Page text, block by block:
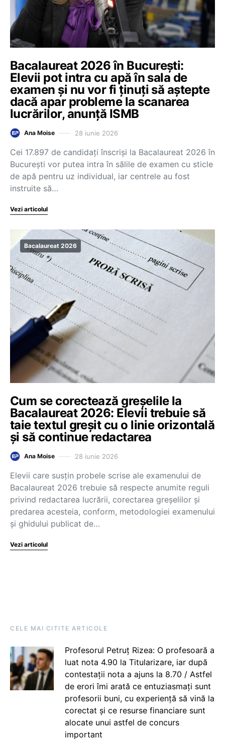
Bacalaureat 2026 în București:
Elevii pot intra cu apă în sala de
examen și nu vor fi ținuți să aștepte
dacă apar probleme la scanarea
lucrărilor, anunță ISMB
Ana Moise 28 iunie 2026
Cei 17.897 de candidați înscriși la Bacalaureat 2026 în
București vor putea intra în sălile de examen cu sticle
de apă pentru uz individual, iar centrele au fost
instruite să…
Vezi articolul
Bacalaureat 2026
Cum se corectează greșelile la
Bacalaureat 2026: Elevii trebuie să
taie textul greșit cu o linie orizontală
și să continue redactarea
Ana Moise 28 iunie 2026
Elevii care susțin probele scrise ale examenului de
Bacalaureat 2026 trebuie să respecte anumite reguli
privind redactarea lucrării, corectarea greșelilor și
predarea acesteia, conform, metodologiei examenului
și ghidului publicat de…
Vezi articolul
CELE MAI CITITE ARTICOLE
Profesorul Petruț Rizea: O profesoară a
luat nota 4.90 la Titularizare, iar după
contestații nota a ajuns la 8.70 / Astfel
de erori îmi arată ce entuziasmați sunt
profesorii buni, cu experiență să vină la
corectat și ce resurse financiare sunt
alocate unui astfel de concurs
important